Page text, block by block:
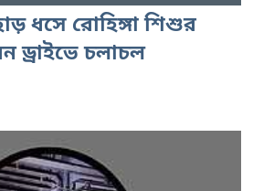
ধসে রোহিঙ্গা শিশুর
ড্রাইভে চলাচল